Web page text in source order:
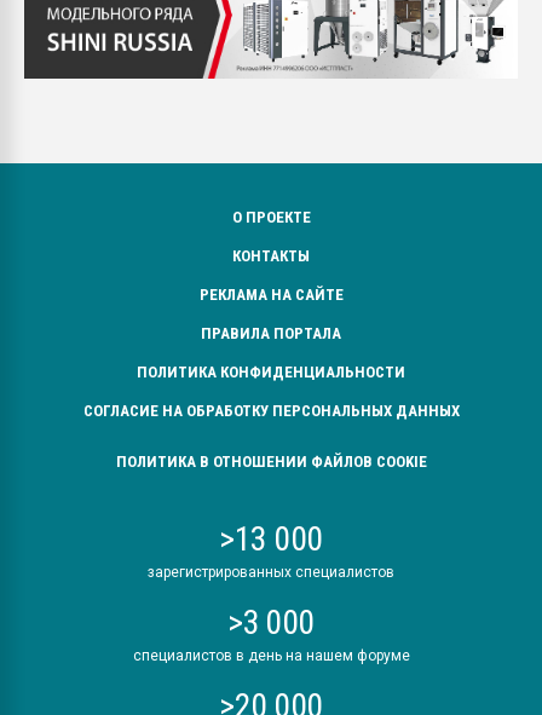
О ПРОЕКТЕ
КОНТАКТЫ
РЕКЛАМА НА САЙТЕ
ПРАВИЛА ПОРТАЛА
ПОЛИТИКА КОНФИДЕНЦИАЛЬНОСТИ
СОГЛАСИЕ НА ОБРАБОТКУ ПЕРСОНАЛЬНЫХ ДАННЫХ
ПОЛИТИКА В ОТНОШЕНИИ ФАЙЛОВ COOKIE
>13 000
зарегистрированных специалистов
>3 000
специалистов в день на нашем форуме
>20 000